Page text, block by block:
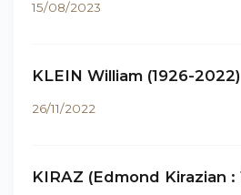
15/08/2023
KLEIN William (1926-2022)
26/11/2022
KIRAZ (Edmond Kirazian :